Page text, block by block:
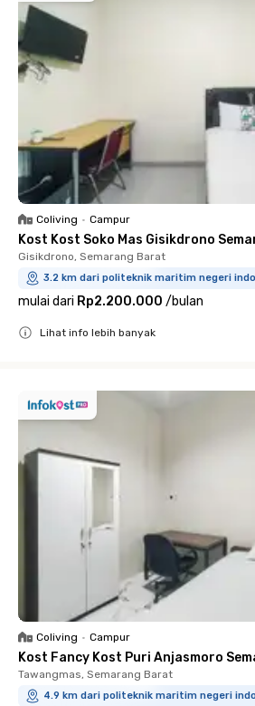
Coliving • Campur
Kost Kost Soko Mas Gisikdrono
Gisikdrono, Semarang Barat
3.2 km dari politeknik maritim negeri
mulai dari Rp2.200.000 /bulan
Lihat info lebih banyak
Coliving • Campur
Kost Fancy Kost Puri Anjasmoro
Tawangmas, Semarang Barat
4.9 km dari politeknik maritim negeri